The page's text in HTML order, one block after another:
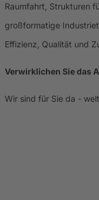
Raumfahrt, Strukturen
großformatige
Effizienz, Qualität und
Verwirklichen Sie das
Wir sind für Sie da -